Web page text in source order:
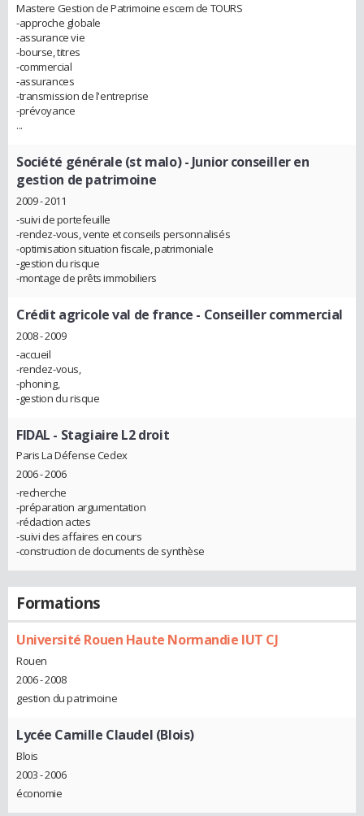
Mastere Gestion de Patrimoine escem de TOURS
-approche globale
-assurance vie
-bourse, titres
-commercial
-assurances
-transmission de l'entreprise
-prévoyance
...
Société générale (st malo)- Junior conseiller en
gestion de patrimoine
2009 - 2011
-suivi de portefeuille
-rendez-vous, vente et conseils personnalisés
-optimisation situation fiscale, patrimoniale
-gestion du risque
-montage de prêts immobiliers
Crédit agricole val de france - Conseiller commercial
2008 - 2009
-accueil
-rendez-vous,
-phoning,
-gestion du risque
FIDAL - Stagiaire L2 droit
Paris La Défense Cedex
2006 - 2006
-recherche
-préparation argumentation
-rédaction actes
-suivi des affaires en cours
-construction de documents de synthèse
Formations
Université Rouen Haute Normandie IUT CJ
Rouen
2006 - 2008
gestion du patrimoine
Lycée Camille Claudel (Blois)
Blois
2003 - 2006
économie